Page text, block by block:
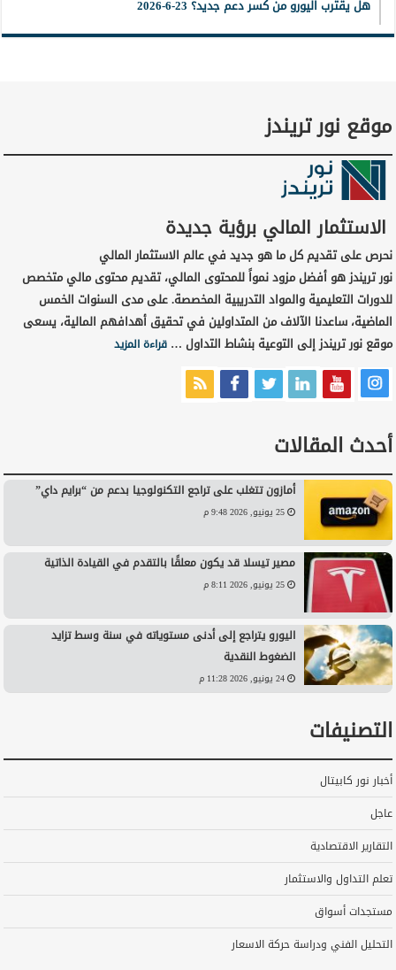
هل يقترب اليورو من كسر دعم جديد؟ 23-6-2026
موقع نور تريندز
الاستثمار المالي برؤية جديدة
نحرص على تقديم كل ما هو جديد في عالم الاستثمار المالي
نور تريندز هو أفضل مزود نمواً للمحتوى المالي، تقديم محتوى مالي متخصص
للدورات التعليمية والمواد التدريبية المخصصة. على مدى السنوات الخمس
الماضية، ساعدنا الآلاف من المتداولين في تحقيق أهدافهم المالية، يسعى
موقع نور تريندز إلى التوعية بنشاط التداول …قراءة المزيد
أحدث المقالات
أمازون تتغلب على تراجع التكنولوجيا بدعم من “برايم داي”
25 يونيو, 2026 9:48 م
مصير تيسلا قد يكون معلقًا بالتقدم في القيادة الذاتية
25 يونيو, 2026 8:11 م
اليورو يتراجع إلى أدنى مستوياته في سنة وسط تزايد
الضغوط النقدية
24 يونيو, 2026 11:28 م
التصنيفات
أخبار نور كابيتال
عاجل
التقارير الاقتصادية
تعلم التداول والاستثمار
مستجدات أسواق
التحليل الفني ودراسة حركة الاسعار